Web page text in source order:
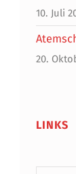
10. Juli
20.
LINKS